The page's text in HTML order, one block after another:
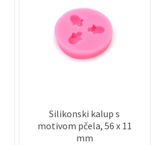
Silikonski kalup s
motivom pčela, 56 x 11
mm